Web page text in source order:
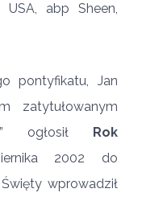
USA, abp Sheen,
pontyfikatu, Jan
zatytułowanym
ogłosił Rok
2002 do
wprowadził